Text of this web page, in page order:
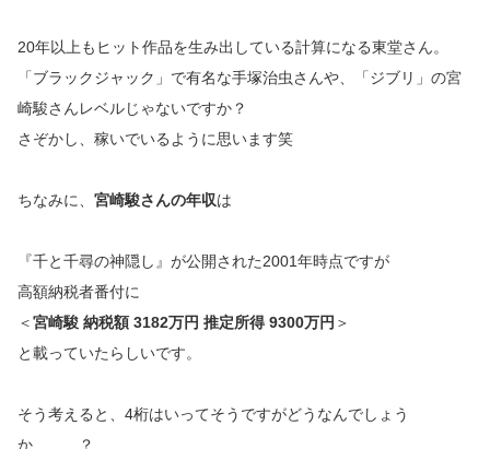
20年以上もヒット作品を生み出している計算になる東堂さん。
「ブラックジャック」で有名な手塚治虫さんや、「ジブリ」の宮
崎駿さんレベルじゃないですか？
さぞかし、稼いでいるように思います笑
ちなみに、 宮崎駿さんの年収は
『千と千尋の神隠し』が公開された2001年時点ですが
高額納税者番付に
＜宮崎駿 納税額 3182万円 推定所得 9300万円 ＞
と載っていたらしいです。
そう考えると、4桁はいってそうですがどうなんでしょう
か、、、？